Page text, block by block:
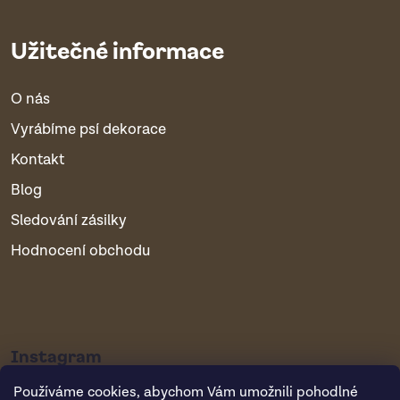
Používáme cookies, abychom Vám umožnili pohodlné
Užitečné informace
O nás
Vyrábíme psí dekorace
Kontakt
Blog
Sledování zásilky
Hodnocení obchodu
Instagram